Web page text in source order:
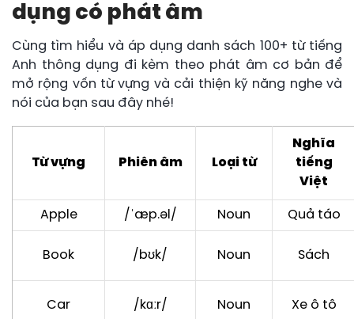
dụng có phát âm
Cùng tìm hiểu và áp dụng danh sách 100+ từ tiếng
Anh thông dụng đi kèm theo phát âm cơ bản để
mở rộng vốn từ vựng và cải thiện kỹ năng nghe và
nói của bạn sau đây nhé!
Từ vựng Phiên âm Loại từ
Nghĩa
tiếng
Việt
Apple /ˈæp.əl/ Noun Quả táo
Book /bʊk/ Noun Sách
Car /kɑːr/ Noun Xe ô tô